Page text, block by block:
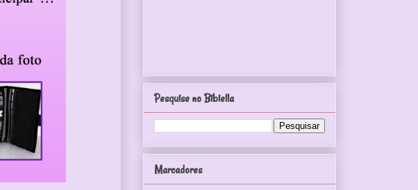
Pesquise no Bibiella
Marcadores